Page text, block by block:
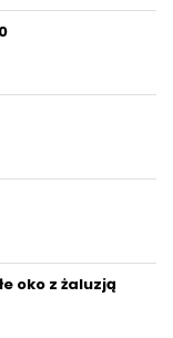
oko z żaluzją